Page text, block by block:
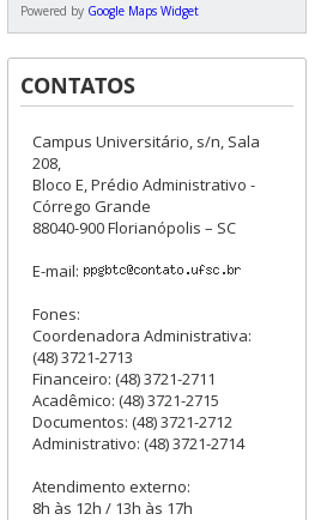
Powered by Google Maps Widget
CONTATOS
Campus Universitário, s/n, Sala
208,
Bloco E, Prédio Administrativo -
Córrego Grande
88040-900 Florianópolis – SC
E-mail:
Fones:
Coordenadora Administrativa:
(48) 3721-2713
Financeiro: (48) 3721-2711
Acadêmico: (48) 3721-2715
Documentos: (48) 3721-2712
Administrativo: (48) 3721-2714
Atendimento externo:
8h às 12h / 13h às 17h